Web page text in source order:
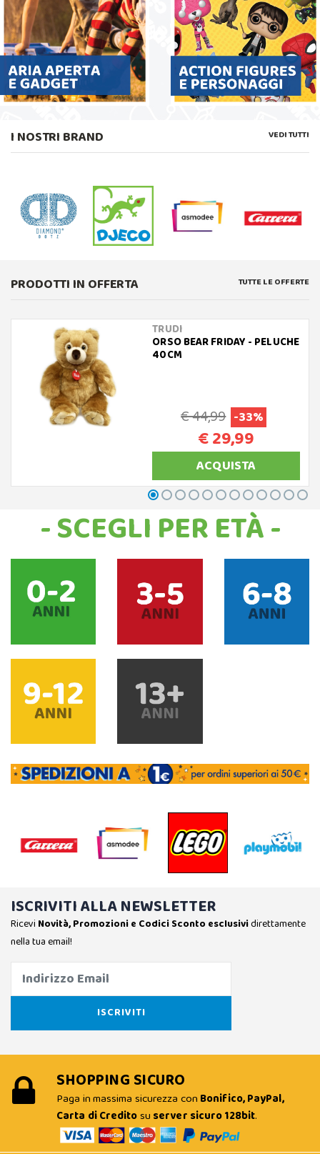
I NOSTRI BRAND VEDI TUTTI
PRODOTTI IN OFFERTA TUTTE LE OFFERTE
TRUDI
ORSO BEAR FRIDAY - PELUCHE
40CM
€ 44,99 -33%
€ 29,99
ACQUISTA
- SCEGLI PER ETÀ -
ISCRIVITI ALLA NEWSLETTER
Ricevi Novità, Promozioni e Codici Sconto esclusividirettamente
nella tua email!
SHOPPING SICURO
Paga in massima sicurezza con Bonifico, PayPal,
Carta di Creditosu server sicuro 128bit.